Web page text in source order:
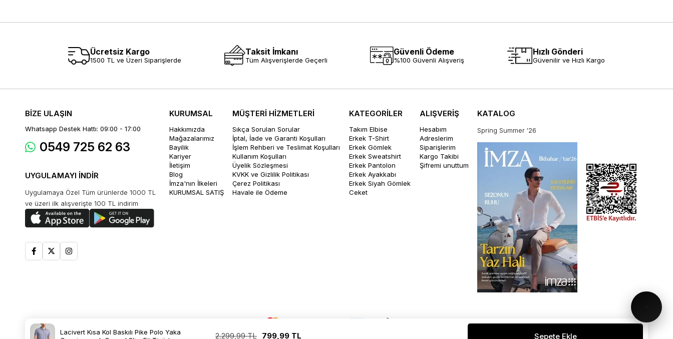
Ücretsiz Kargo
1500 TL ve Üzeri Siparişlerde
Taksit İmkanı
Tüm Alışverişlerde Geçerli
Güvenli Ödeme
%100 Güvenli Alışveriş
Hızlı Gönderi
Güvenilir ve Hızlı Kargo
BİZE ULAŞIN
Whatsapp Destek Hattı: 09:00 - 17:00
0549 725 62 63
UYGULAMAYI İNDİR
Uygulamaya Özel Tüm ürünlerde 1000 TL
ve üzeri ilk alışverişte 100 TL indirim
KURUMSAL
Hakkımızda
Mağazalarımız
Bayilik
Kariyer
İletişim
Blog
İmza'nın İlkeleri
KURUMSAL SATIŞ
MÜŞTERİ HİZMETLERİ
Sıkça Sorulan Sorular
İptal, İade ve Garanti Koşulları
İşlem Rehberi ve Teslimat Koşulları
Kullanım Koşulları
Üyelik Sözleşmesi
KVKK ve Gizlilik Politikası
Çerez Politikası
Havale ile Ödeme
KATEGORİLER
Takım Elbise
Erkek T-Shirt
Erkek Gömlek
Erkek Sweatshirt
Erkek Pantolon
Erkek Ayakkabı
Erkek Siyah Gömlek
Ceket
ALIŞVERİŞ
Hesabım
Adreslerim
Siparişlerim
Kargo Takibi
Şifremi unuttum
KATALOG
Spring Summer '26
Lacivert Kısa Kol Baskılı Pike Polo Yaka
2.299,99 TL 799,99 TL